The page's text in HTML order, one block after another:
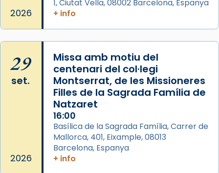
Herodes Agripa (vers l'any 44).
musulmanes fou venerat com a patró dels
Regnes castellans i més tard de tota
Espanya.
El seu sepulcre a Compostela fou un gran
centre de peregrinacions medievals de tot
el món cristià, després de Roma i terra
«A Raïms de Sant Jaume, raïms aigualits;
raïms de setembre te'n llepes els dits»,
segons una dita popular.
2026
1, Ciutat Vella, 08002 Barcelona, Espanya
+ info
29
set.
2026
Missa amb motiu del
centenari del col·legi
Montserrat, de les Missioneres
Filles de la Sagrada Família de
Natzaret
16:00
Basílica de la Sagrada Família, Carrer de
Mallorca, 401, Eixample, 08013
Barcelona, Espanya
+ info